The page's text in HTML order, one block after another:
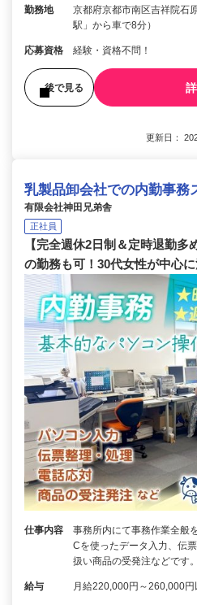
勤務地
京都府京都市南区吉祥院石
駅」から車で8分）
応募資格 経験・資格不問！
後で見る
更新日：
乳製品卸会社での内勤事務
有限会社神田兄弟舎
正社員
【完全週休2日制＆定時退勤多
の勤務も可！30代女性が中心に
仕事内容
事務所内にて事務作業全般
Cを使ったデータ入力、伝
扱い商品の受発注などです
給与 月給220,000円～260,000円